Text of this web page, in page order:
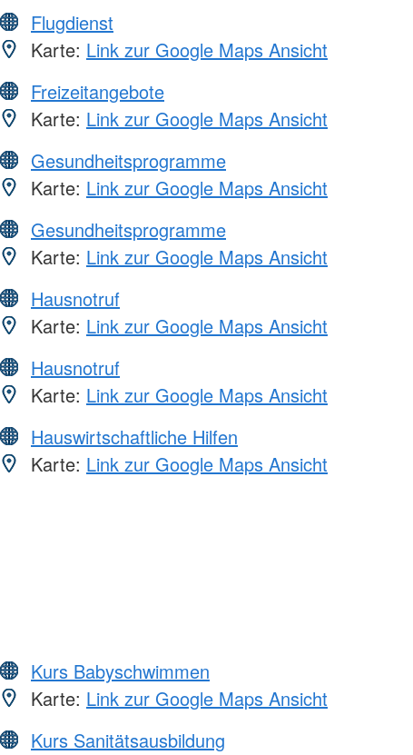
Flugdienst
Karte: Link zur Google Maps Ansicht
Freizeitangebote
Karte: Link zur Google Maps Ansicht
Gesundheitsprogramme
Karte: Link zur Google Maps Ansicht
Gesundheitsprogramme
Karte: Link zur Google Maps Ansicht
Hausnotruf
Karte: Link zur Google Maps Ansicht
Hausnotruf
Karte: Link zur Google Maps Ansicht
Hauswirtschaftliche Hilfen
Karte: Link zur Google Maps Ansicht
Kurs Babyschwimmen
Karte: Link zur Google Maps Ansicht
Kurs Sanitätsausbildung